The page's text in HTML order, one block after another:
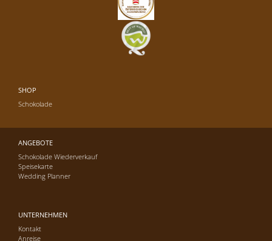
SHOP
Schokolade
ANGEBOTE
Schokolade Wiederverkauf
Speisekarte
Wedding Planner
UNTERNEHMEN
Kontakt
Anreise